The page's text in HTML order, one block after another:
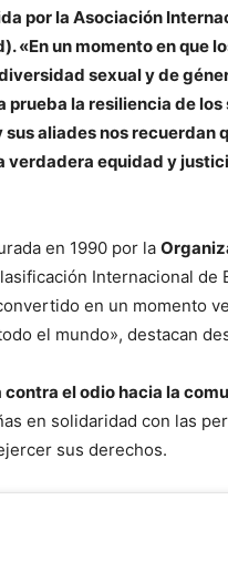
por la Asociación
«En un momento en que
sexual y de
prueba la resiliencia de
sus aliades nos recuerdan
verdadera equidad y
en 1990 por la
Internacional
en un momento
el mundo», destacan
el odio hacia la
en solidaridad con las
sus derechos.